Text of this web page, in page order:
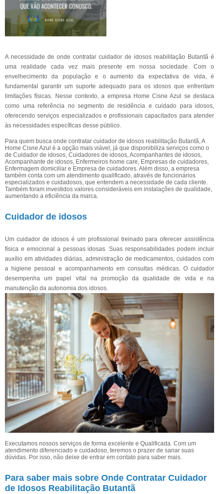
A necessidade de onde contratar cuidador de idosos reabilitação Butantã é
uma realidade cada vez mais presente em nossa sociedade. Com o
envelhecimento da população e o aumento da expectativa de vida, é
fundamental garantir um suporte adequado para os idosos que enfrentam
limitações físicas. Nesse contexto, a empresa Home Cisne Azul se destaca
como uma referência no segmento de residência e cuidado para idosos,
oferecendo serviços especializados e profissionais capacitados para atender
às necessidades específicas desse público.
Para quem busca onde contratar cuidador de idosos reabilitação Butantã, A
Home Cisne Azul é a opção mais viável, já que disponibiliza serviços como o
de Cuidador de idosos, Cuidadores de idosos, Acompanhantes de idosos,
Acompanhante de idosos, Enfermeiros home care, Empresas de cuidadores,
Enfermagem domiciliar e Empresa de cuidadores. Além disso, a empresa
também conta com um atendimento qualificado, através de funcionários
especializados e cuidadosos, que entendem a necessidade de cada cliente.
Também foram investidos valores consideráveis em instalações de qualidade,
aumentando a eficiência da marca.
Cuidador de idosos
Um cuidador de idosos é um profissional treinado para oferecer assistência
física e emocional a pessoas idosas. Suas responsabilidades podem incluir
auxílio em atividades diárias, administração de medicamentos, cuidados com
a higiene pessoal e acompanhamento em consultas médicas. O cuidador
desempenha um papel vital na promoção da qualidade de vida e na
manutenção da autonomia dos idosos.
Executamos nossos serviços de forma excelente e Qualificada. Com um
atendimento diferenciado e cuidadoso, teremos o prazer de sanar suas
dúvidas. Por isso, não deixe de entrar em contato para saber mais.
Para saber mais sobre Onde Contratar Cuidador
de Idosos Reabilitação Butantã